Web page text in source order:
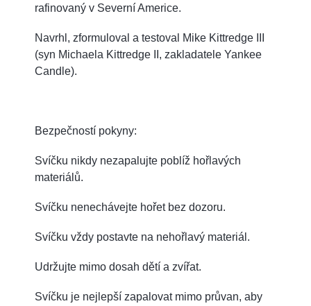
rafinovaný v Severní Americe.
Navrhl, zformuloval a testoval Mike Kittredge III
(syn Michaela Kittredge II, zakladatele Yankee
Candle).
Bezpečností pokyny:
Svíčku nikdy nezapalujte poblíž hořlavých
materiálů.
Svíčku nenechávejte hořet bez dozoru.
Svíčku vždy postavte na nehořlavý materiál.
Udržujte mimo dosah dětí a zvířat.
Svíčku je nejlepší zapalovat mimo průvan, aby